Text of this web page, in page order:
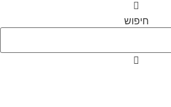
חיפוש